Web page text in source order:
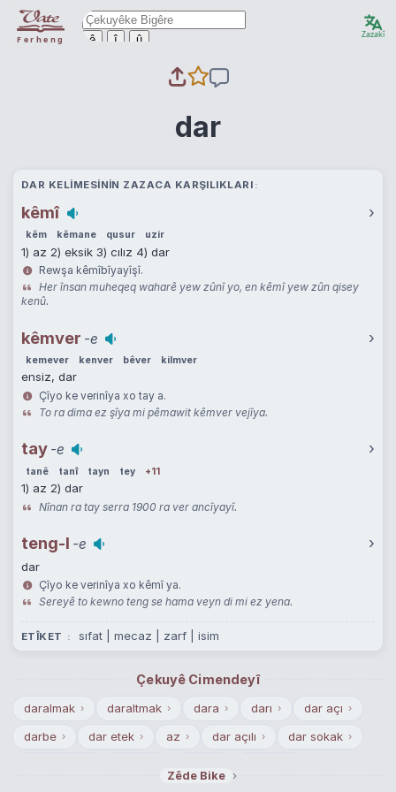
Ferheng ê î û Zazakî
dar
DAR KELIMESININ ZAZACA KARŞILIKLARI
kêmî ›
kêm kêmane qusur uzir
1) az 2) eksik 3) cılız 4) dar
Rewşa kêmîbîyayîşî.
Her însan muheqeq waharê yew zûnî yo, en kêmî yew zûn qisey
kenû.
kêmver -e ›
kemever kenver bêver kilmver
ensiz, dar
Çîyo ke verinîya xo tay a.
To ra dima ez şîya mi pêmawit kêmver vejîya.
tay -e ›
tanê tanî tayn tey +11
1) az 2) dar
Nînan ra tay serra 1900 ra ver ancîyayî.
teng-I -e ›
dar
Çîyo ke verinîya xo kêmî ya.
Sereyê to kewno teng se hama veyn di mi ez yena.
ETÎKET sıfat | mecaz | zarf | isim
Çekuyê Cimendeyî
daralmak › daraltmak › dara › darı › dar açı ›
darbe › dar etek › az › dar açılı › dar sokak ›
Zêde Bike ›